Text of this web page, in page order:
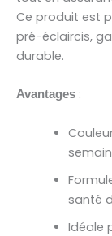
Ce produit est
pré-éclaircis,
durable.
Avantages :
santé
Idéale